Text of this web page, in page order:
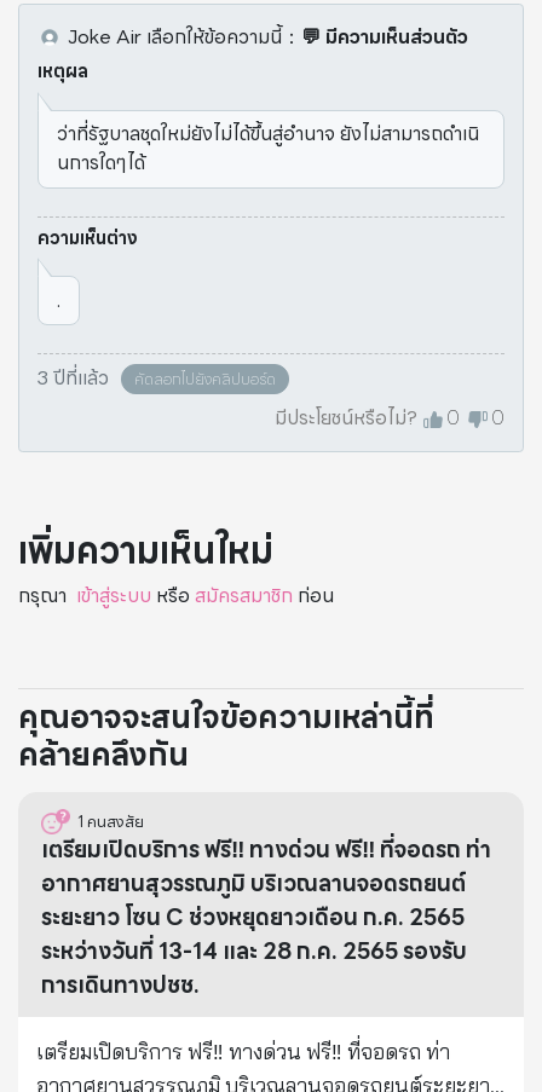
Joke Air เลือกให้ข้อความนี้： 💬 มีความเห็นส่วนตัว
เหตุผล
ว่าที่รัฐบาลชุดใหม่ยังไม่ได้ขึ้นสู่อำนาจ ยังไม่สามารถดำเนิ
นการใดๆได้
ความเห็นต่าง
.
3 ปีที่แล้ว คัดลอกไปยังคลิปบอร์ด
มีประโยชน์หรือไม่? 0 0
เพิ่มความเห็นใหม่
กรุณา เข้าสู่ระบบ หรือ สมัครสมาชิก ก่อน
คุณอาจจะสนใจข้อความเหล่านี้ที่
คล้ายคลึงกัน
1 คนสงสัย
เตรียมเปิดบริการ ฟรี‼️ ทางด่วน ฟรี‼️ ที่จอดรถ ท่า
อากาศยานสุวรรณภูมิ บริเวณลานจอดรถยนต์
ระยะยาว โซน C ช่วงหยุดยาวเดือน ก.ค. 2565
ระหว่างวันที่ 13-14 และ 28 ก.ค. 2565 รองรับ
การเดินทางปชช.
เตรียมเปิดบริการ ฟรี‼️ ทางด่วน ฟรี‼️ ที่จอดรถ ท่า
อากาศยานสุวรรณภูมิ บริเวณลานจอดรถยนต์ระยะยาว